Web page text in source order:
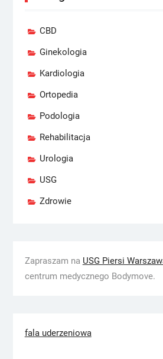
CBD
Ginekologia
Kardiologia
Ortopedia
Podologia
Rehabilitacja
Urologia
USG
Zdrowie
Zapraszam na USG Piersi
centrum medycznego Bodymove.
fala uderzeniowa